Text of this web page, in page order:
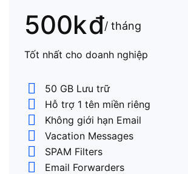
500kđ/ tháng
Tốt nhất cho doanh nghiệp
50 GB Lưu trữ
Hỗ trợ 1 tên miền riêng
Không giới hạn Email
Vacation Messages
SPAM Filters
Email Forwarders